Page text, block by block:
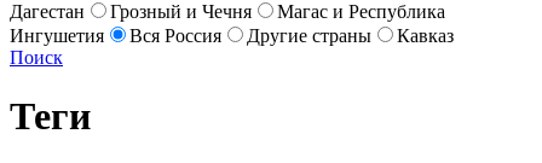
Дагестан
Грозный и Чечня
Магас и Республика
Ингушетия
Вся Россия Другие страны
Кавказ
Поиск
Теги